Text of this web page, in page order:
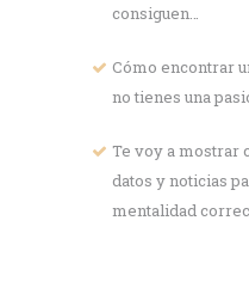
consiguen…
Cómo encontrar
no tienes una
Te voy a mostrar
datos y noticias
mentalidad